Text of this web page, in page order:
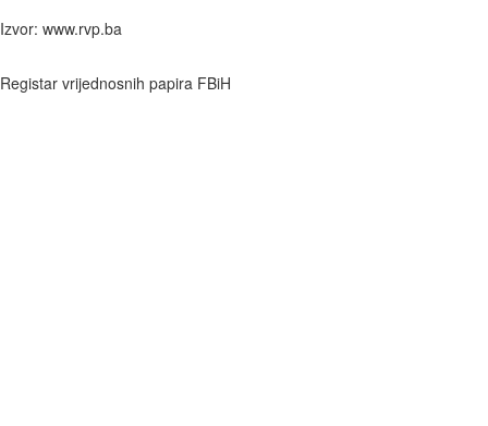
Izvor: www.rvp.ba
Registar vrijednosnih papira FBiH